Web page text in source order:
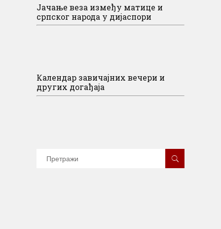
Јачање веза између матице и
српског народа у дијаспори
Календар завичајних вечери и
других догађаја